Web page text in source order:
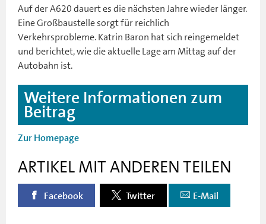
Auf der A620 dauert es die nächsten Jahre wieder länger.
Eine Großbaustelle sorgt für reichlich
Verkehrsprobleme. Katrin Baron hat sich reingemeldet
und berichtet, wie die aktuelle Lage am Mittag auf der
Autobahn ist.
Weitere Informationen zum
Beitrag
Zur Homepage
ARTIKEL MIT ANDEREN TEILEN
Facebook Twitter E-Mail